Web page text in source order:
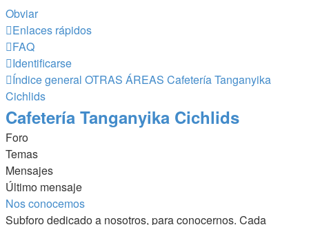
Obviar
Enlaces rápidos
FAQ
Identificarse
Índice general OTRAS ÁREAS Cafetería Tanganyika
Cichlids
Cafetería Tanganyika Cichlids
Foro
Temas
Mensajes
Último mensaje
Nos conocemos
Subforo dedicado a nosotros, para conocernos. Cada